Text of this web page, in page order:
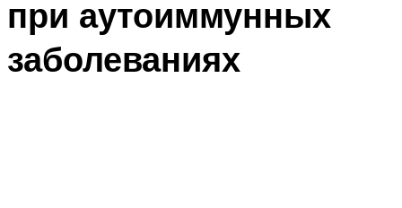
при аутоиммунных
заболеваниях